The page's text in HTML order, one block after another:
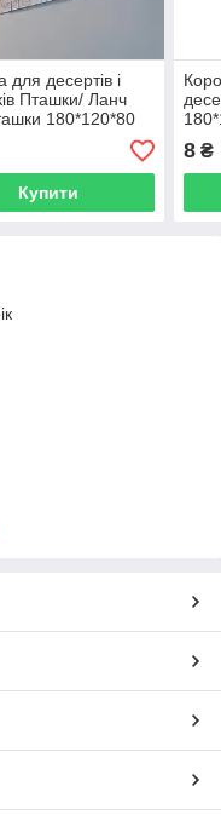
для десертів і
Пташки/ Ланч
180*120*80
Купити
8 ₴